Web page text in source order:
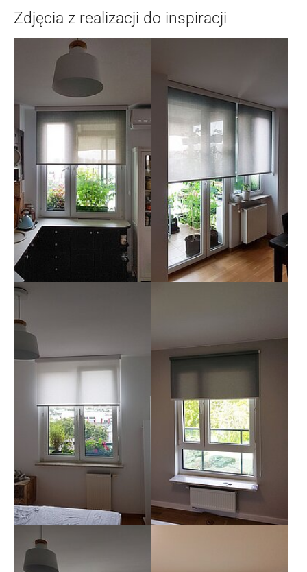
Zdjęcia z realizacji do inspiracji